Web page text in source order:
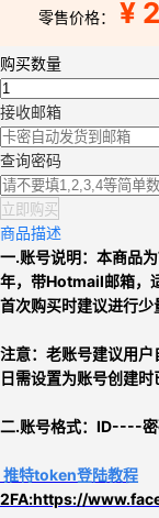
零售价格： ¥
购买数量
接收邮箱
查询密码
立即购买
商品描述
一.账号说明： 本商品为
年，带Hotmail邮箱，
首次购买时建议进行少
注意： 老账号建议用户
日需设置为账号创建
二.账号格式： ID----
推特token登陆教程
2FA:https://